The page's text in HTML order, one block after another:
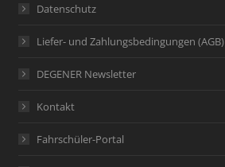
Datenschutz
Liefer- und Zahlungsbedingungen (AGB)
DEGENER Newsletter
Kontakt
Fahrschüler-Portal